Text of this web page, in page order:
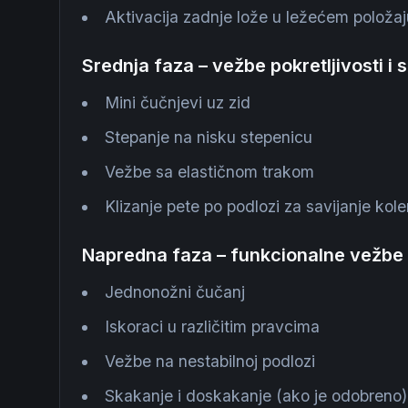
Aktivacija zadnje lože u ležećem
Srednja faza – vežbe pokretljivosti i
Mini čučnjevi uz zid
Stepanje na nisku stepenicu
Vežbe sa elastičnom trakom
Klizanje pete po podlozi za savijanje
Napredna faza – funkcionalne vežbe
Jednonožni čučanj
Iskoraci u različitim pravcima
Vežbe na nestabilnoj podlozi
Skakanje i doskakanje (ako je odobreno)